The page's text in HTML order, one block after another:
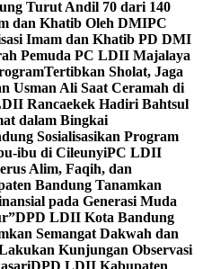
Turut Andil 70 dari 140
dan Khatib Oleh DMIPC
Imam dan Khatib PD DMI
Pemuda PC LDII Majalaya
Tertibkan Sholat, Jaga
Usman Ali Saat Ceramah di
Rancaekek Hadiri Bahtsul
dalam Bingkai
Sosialisasikan Program
ibu di CileunyiPC LDII
Alim, Faqih, dan
Bandung Tanamkan
pada Generasi Muda
DPD LDII Kota Bandung
Semangat Dakwah dan
Kunjungan Observasi